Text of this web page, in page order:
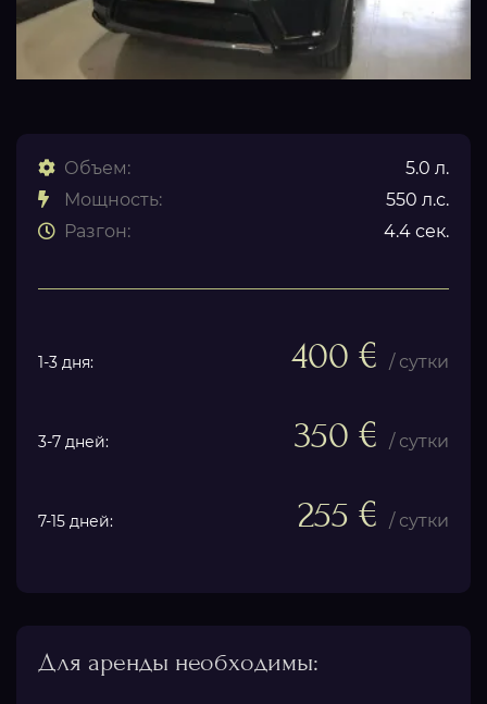
Объем:
5.0 л.
Мощность:
550 л.с.
Разгон:
4.4 сек.
1-3 дня: 400 € / сутки
3-7 дней: 350 € / сутки
7-15 дней: 255 € / сутки
Для аренды необходимы: